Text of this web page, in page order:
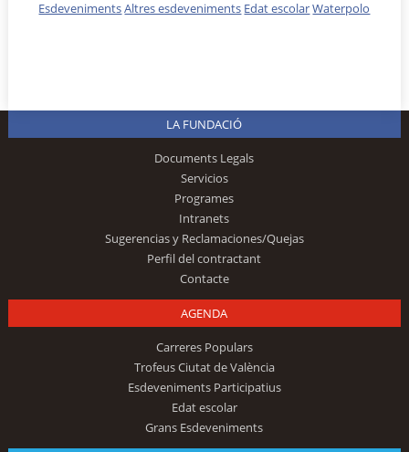
EsdevenimentsAltres esdeveniments Edat escolarWaterpolo
LA FUNDACIÓ
Documents Legals
Servicios
Programes
Intranets
Sugerencias y Reclamaciones/Quejas
Perfil del contractant
Contacte
AGENDA
Carreres Populars
Trofeus Ciutat de València
Esdeveniments Participatius
Edat escolar
Grans Esdeveniments